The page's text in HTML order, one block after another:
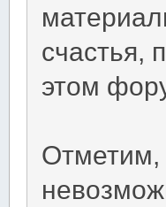
счастья,
этом
Отметим,